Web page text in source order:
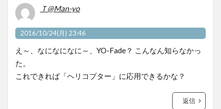
Ｔ@Man-yo
2016/10/24(月) 23:46
え～、なになになに～、YO-Fade？ こんなん知らなかっ
た。
これできれば「ヘリコプター」に応用できるかな？
返信